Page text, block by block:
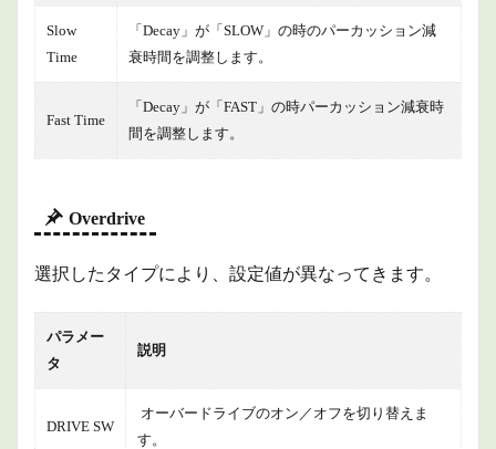
Slow
Time
「Decay」が「SLOW」の時のパーカッション減
衰時間を調整します。
Fast Time
「Decay」が「FAST」の時パーカッション減衰時
間を調整します。
Overdrive
選択したタイプにより、設定値が異なってきます。
パラメー
タ
説明
DRIVE SW
オーバードライブのオン／オフを切り替えま
す。